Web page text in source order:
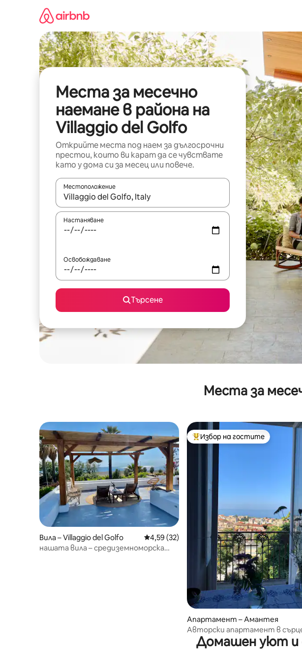
съдържанието
Места за месечно
наемане в района на
Villaggio del Golfo
Открийте места под наем за дългосрочни
престои, които ви карат да се чувствате
като у дома си за месец или повече.
Местоположение
Когато резултатите се покажат, използвайте клавишите със
Настаняване
Освобождаване
Търсене
Места за
Вила – Villaggio del Golfo Средна оценка: 4,59 от 5, 32 отзива
4,59 (32)
нашата вила – средиземноморска
Най-популярен избор на
Избор на гостите
Апартамент – Амантея
Авторски апартамент в
Амантеа – с изглед към
Домашен уют и